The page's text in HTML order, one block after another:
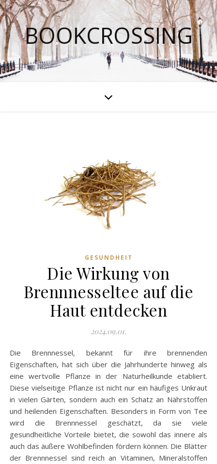
BOOKCROSSING
GESUNDHEIT
Die Wirkung von
Brennnesseltee auf die
Haut entdecken
2024.09.01.
Die Brennnessel, bekannt für ihre brennenden
Eigenschaften, hat sich über die Jahrhunderte hinweg als
eine wertvolle Pflanze in der Naturheilkunde etabliert.
Diese vielseitige Pflanze ist nicht nur ein häufiges Unkraut
in vielen Gärten, sondern auch ein Schatz an Nährstoffen
und heilenden Eigenschaften. Besonders in Form von Tee
wird die Brennnessel geschätzt, da sie viele
gesundheitliche Vorteile bietet, die sowohl das innere als
auch das äußere Wohlbefinden fördern können. Die Blätter
der Brennnessel sind reich an Vitaminen, Mineralstoffen